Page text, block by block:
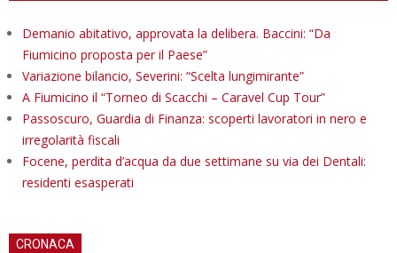
Demanio abitativo, approvata la delibera. Baccini: “Da
Fiumicino proposta per il Paese”
Variazione bilancio, Severini: “Scelta lungimirante”
A Fiumicino il “Torneo di Scacchi – Caravel Cup Tour”
Passoscuro, Guardia di Finanza: scoperti lavoratori in nero e
irregolarità fiscali
Focene, perdita d’acqua da due settimane su via dei Dentali:
residenti esasperati
CRONACA